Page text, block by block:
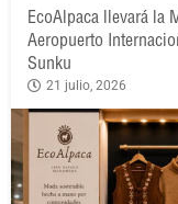
EcoAlpaca llevará la
Aeropuerto
Sunku
21 julio, 2026